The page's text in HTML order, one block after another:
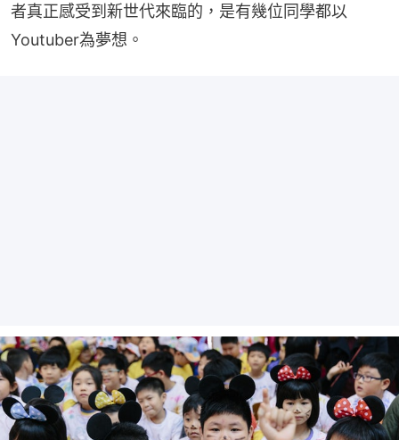
者真正感受到新世代來臨的，是有幾位同學都以
Youtuber為夢想。